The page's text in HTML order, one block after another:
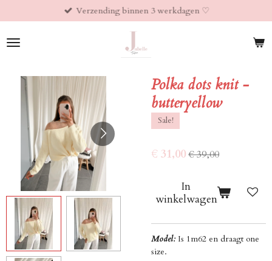
direct
naar
de
Verzending binnen 3 werkdagen ♡︎
Polka dots knit -
butteryellow
Sale!
€ 31,00€ 39,00
In
winkelwagen
Model: Is 1m62 en draagt one
size.